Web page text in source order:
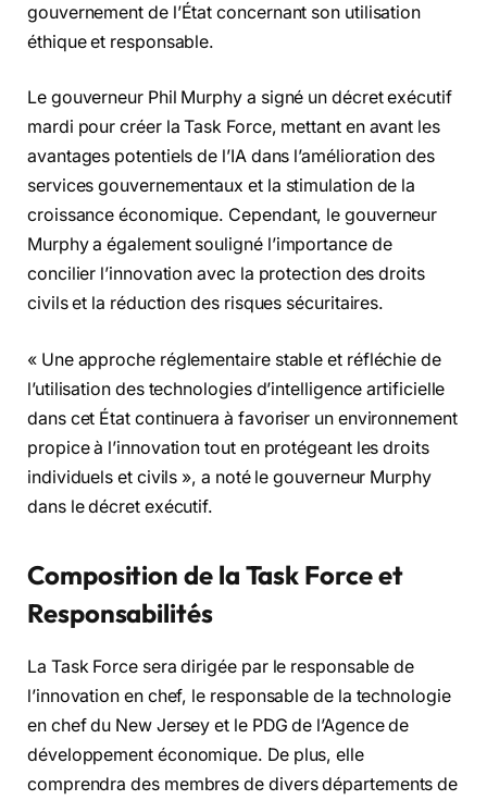
gouvernement de l’État concernant son utilisation
éthique et responsable.
Le gouverneur Phil Murphy a signé un décret exécutif
mardi pour créer la Task Force, mettant en avant les
avantages potentiels de l’IA dans l’amélioration des
services gouvernementaux et la stimulation de la
croissance économique. Cependant, le gouverneur
Murphy a également souligné l’importance de
concilier l’innovation avec la protection des droits
civils et la réduction des risques sécuritaires.
« Une approche réglementaire stable et réfléchie de
l’utilisation des technologies d’intelligence artificielle
dans cet État continuera à favoriser un environnement
propice à l’innovation tout en protégeant les droits
individuels et civils », a noté le gouverneur Murphy
dans le décret exécutif.
Composition de la Task Force et
Responsabilités
La Task Force sera dirigée par le responsable de
l’innovation en chef, le responsable de la technologie
en chef du New Jersey et le PDG de l’Agence de
développement économique. De plus, elle
comprendra des membres de divers départements de